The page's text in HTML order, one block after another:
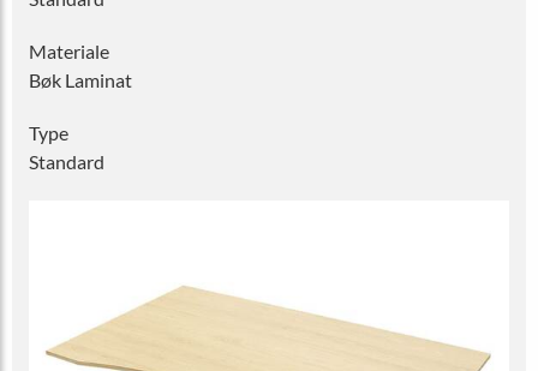
Materiale
Bøk Laminat
Type
Standard